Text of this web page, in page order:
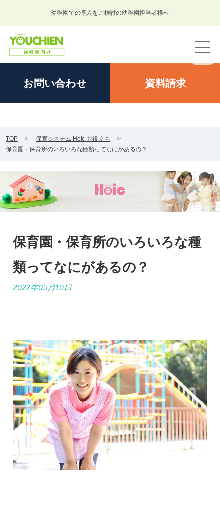
幼稚園での導入をご検討の幼稚園担当者様へ
お問い合わせ 資料請求
TOP
保育システム Hoic お役立ち
保育園・保育所のいろいろな種類ってなにがあるの？
保育園・保育所のいろいろな種
類ってなにがあるの？
2022年05月10日